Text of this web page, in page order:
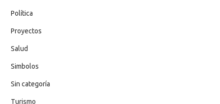
Política
Proyectos
Salud
Simbolos
Sin categoría
Turismo